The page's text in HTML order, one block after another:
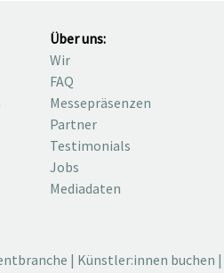
Über uns:
Wir
FAQ
Messepräsenzen
Partner
Testimonials
Jobs
Mediadaten
| Künstler:innen buchen |